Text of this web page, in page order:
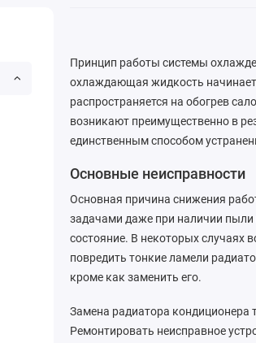
Принцип работы системы
охлаждающая жидкость начинает
распространяется на обогрев
возникают преимущественно в
единственным способом
Основные неисправности
Основная причина снижения
задачами даже при наличии пыли
состояние. В некоторых
повредить тонкие ламели
кроме как заменить его.
Замена радиатора кондиционера
Ремонтировать неисправное